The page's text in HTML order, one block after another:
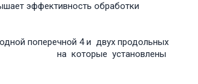
эффективность обработки
поперечной 4 и двух продольных
на которые установлены